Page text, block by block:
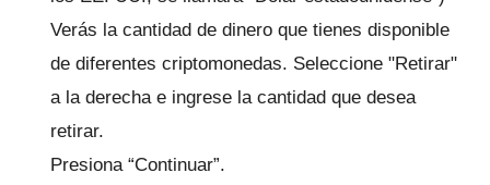
Verás la cantidad de dinero que tienes disponible
de diferentes criptomonedas. Seleccione "Retirar"
a la derecha e ingrese la cantidad que desea
retirar.
Presiona “Continuar”.